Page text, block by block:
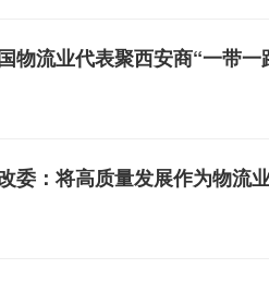
物流业代表聚西安商“一带一
委：将高质量发展作为物流